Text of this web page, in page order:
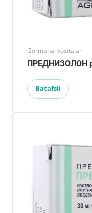
Gormonal vositalar
ПРЕДНИЗОЛОН
Batafsil